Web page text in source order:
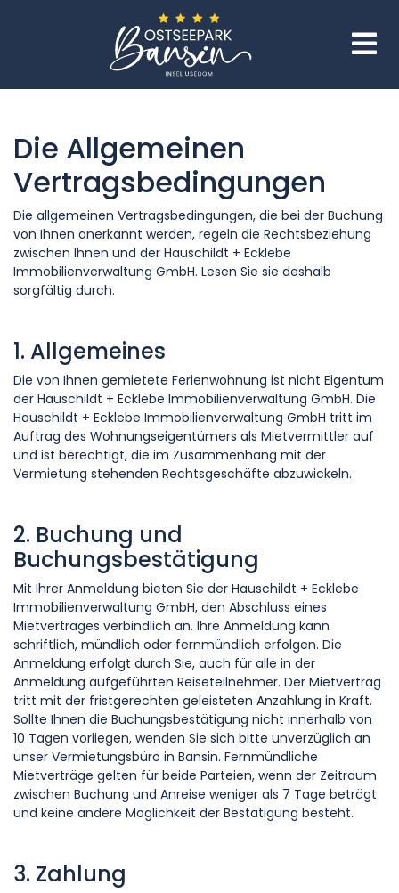
Die Allgemeinen
Vertragsbedingungen
Die allgemeinen Vertragsbedingungen, die bei der Buchung
von Ihnen anerkannt werden, regeln die Rechtsbeziehung
zwischen Ihnen und der Hauschildt + Ecklebe
Immobilienverwaltung GmbH. Lesen Sie sie deshalb
sorgfältig durch.
1. Allgemeines
Die von Ihnen gemietete Ferienwohnung ist nicht Eigentum
der Hauschildt + Ecklebe Immobilienverwaltung GmbH. Die
Hauschildt + Ecklebe Immobilienverwaltung GmbH tritt im
Auftrag des Wohnungseigentümers als Mietvermittler auf
und ist berechtigt, die im Zusammenhang mit der
Vermietung stehenden Rechtsgeschäfte abzuwickeln.
2. Buchung und
Buchungsbestätigung
Mit Ihrer Anmeldung bieten Sie der Hauschildt + Ecklebe
Immobilienverwaltung GmbH, den Abschluss eines
Mietvertrages verbindlich an. Ihre Anmeldung kann
schriftlich, mündlich oder fernmündlich erfolgen. Die
Anmeldung erfolgt durch Sie, auch für alle in der
Anmeldung aufgeführten Reiseteilnehmer. Der Mietvertrag
tritt mit der fristgerechten geleisteten Anzahlung in Kraft.
Sollte Ihnen die Buchungsbestätigung nicht innerhalb von
10 Tagen vorliegen, wenden Sie sich bitte unverzüglich an
unser Vermietungsbüro in Bansin. Fernmündliche
Mietverträge gelten für beide Parteien, wenn der Zeitraum
zwischen Buchung und Anreise weniger als 7 Tage beträgt
und keine andere Möglichkeit der Bestätigung besteht.
3. Zahlung